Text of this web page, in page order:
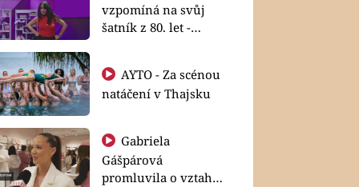
vzpomíná na svůj
šatník z 80. let -
natáčení v Thajsku
Gabriela
Gášpárová
promluvila o vztahu